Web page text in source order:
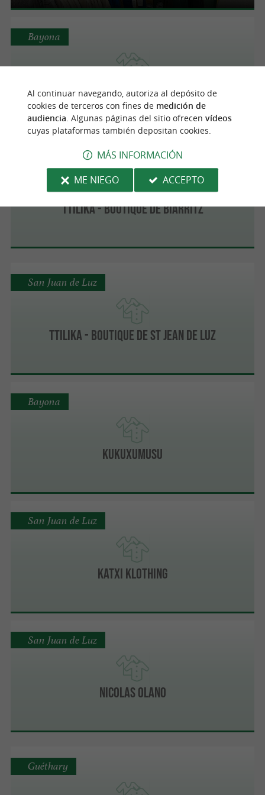
4+3
Bayona
Ttilika - Boutique de Biarritz
Ttilika - Boutique de St Jean de Luz
San Juan de Luz
Kukuxumusu
Bayona
Katxi Klothing
San Juan de Luz
Nicolas Olano
San Juan de Luz
Guéthary
Al continuar navegando, autoriza al depósito de
cookies de terceros con fines de medición de
audiencia . Algunas páginas del sitio ofrecen vídeos
cuyas plataformas también depositan cookies.
MÁS INFORMACIÓN
ME NIEGO
ACCEPTO